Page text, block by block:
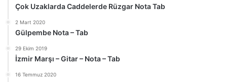
Çok Uzaklarda Caddelerde Rüzgar Nota Tab
2 Mart 2020
Gülpembe Nota – Tab
29 Ekim 2019
İzmir Marşı – Gitar – Nota – Tab
16 Temmuz 2020